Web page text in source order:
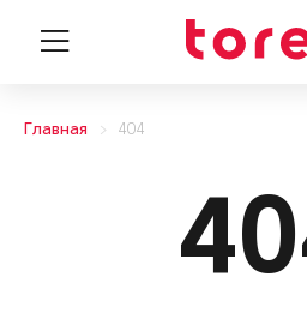
Главная 404